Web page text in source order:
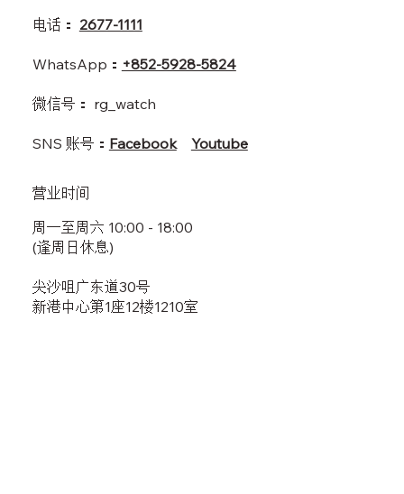
电话： 2677-1111
WhatsApp： +852-5928-5824
​微信号： rg_watch
SNS ​账号： Facebook Youtube
​营业时间
​周一至周六 10:00 - 18:00
(逢周日休息)
尖沙咀广东道30号
新港中心第1座12楼1210室